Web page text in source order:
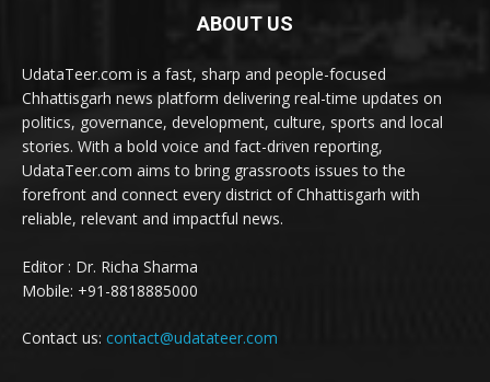
ABOUT US
UdataTeer.com is a fast, sharp and people-focused
Chhattisgarh news platform delivering real-time updates on
politics, governance, development, culture, sports and local
stories. With a bold voice and fact-driven reporting,
UdataTeer.com aims to bring grassroots issues to the
forefront and connect every district of Chhattisgarh with
reliable, relevant and impactful news.
Editor : Dr. Richa Sharma
Mobile: +91-8818885000
Contact us: contact@udatateer.com